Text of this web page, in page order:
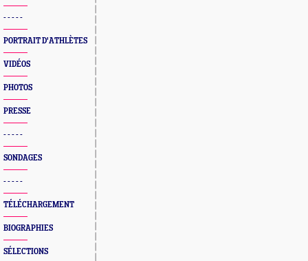
- - - - -
PORTRAIT D'ATHLÈTES
VIDÉOS
PHOTOS
PRESSE
- - - - -
SONDAGES
- - - - -
TÉLÉCHARGEMENT
BIOGRAPHIES
SÉLECTIONS